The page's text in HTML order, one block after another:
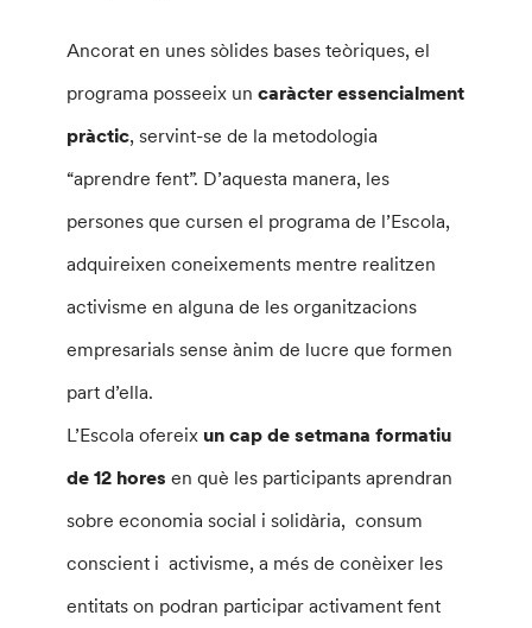
Ancorat en unes sòlides bases teòriques, el
programa posseeix uncaràcter essencialment
pràctic, servint-se de la metodologia
“aprendre fent”. D’aquesta manera, les
persones que cursen el programa de l’Escola,
adquireixen coneixements mentre realitzen
activisme en alguna de les organitzacions
empresarials sense ànim de lucre que formen
part d’ella.
L’Escola ofereix un cap de setmana formatiu
de 12 hores en què les participants aprendran
sobre economia social i solidària, consum
conscient i activisme, a més de conèixer les
entitats on podran participar activament fent